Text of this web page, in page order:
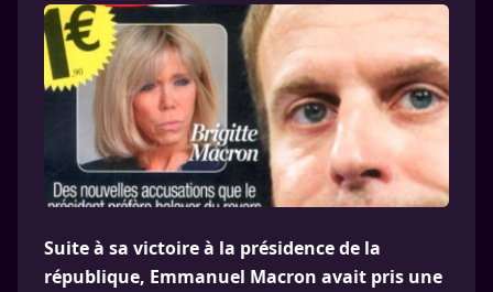
Suite à sa victoire à la présidence de la
république, Emmanuel Macron avait pris une